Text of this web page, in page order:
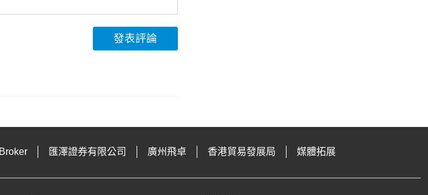
發表評論
匯澤證券有限公司 廣州飛卓 香港貿易發展局 媒體拓展